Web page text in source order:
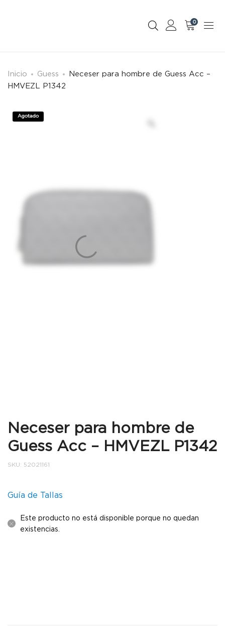
0
Inicio Guess
Neceser para hombre de Guess Acc –
HMVEZL P1342
Agotado
Neceser para hombre de
Guess Acc – HMVEZL P1342
SKU: 52021161
Guía de Tallas
Este producto no está disponible porque no quedan
existencias.